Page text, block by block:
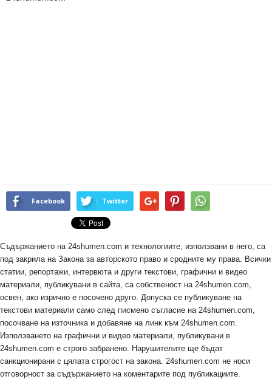
Facebook Twitter
Съдържанието на 24shumen.com и технологиите, използвани в него, са
под закрила на Закона за авторското право и сродните му права. Всички
статии, репортажи, интервюта и други текстови, графични и видео
материали, публикувани в сайта, са собственост на 24shumen.com,
освен, ако изрично е посочено друго. Допуска се публикуване на
текстови материали само след писмено съгласие на 24shumen.com,
посочване на източника и добавяне на линк към 24shumen.com.
Използването на графични и видео материали, публикувани в
24shumen.com е строго забранено. Нарушителите ще бъдат
санкционирани с цялата строгост на закона. 24shumen.com не носи
отговорност за съдържанието на коментарите под публикациите.